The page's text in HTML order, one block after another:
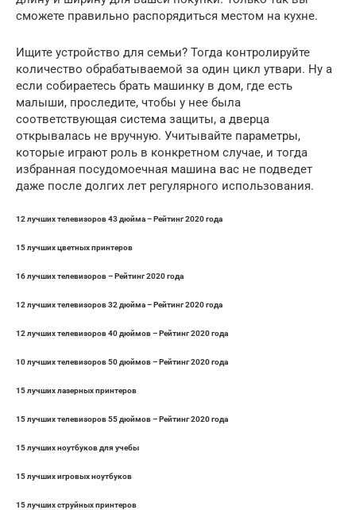
сможете правильно распорядиться местом на кухне.
Ищите устройство для семьи? Тогда контролируйте
количество обрабатываемой за один цикл утвари. Ну а
если собираетесь брать машинку в дом, где есть
малыши, проследите, чтобы у нее была
соответствующая система защиты, а дверца
открывалась не вручную. Учитывайте параметры,
которые играют роль в конкретном случае, и тогда
избранная посудомоечная машина вас не подведет
даже после долгих лет регулярного использования.
12 лучших телевизоров 43 дюйма – Рейтинг 2020 года
15 лучших цветных принтеров
16 лучших телевизоров – Рейтинг 2020 года
12 лучших телевизоров 32 дюйма – Рейтинг 2020 года
12 лучших телевизоров 40 дюймов – Рейтинг 2020 года
10 лучших телевизоров 50 дюймов – Рейтинг 2020 года
15 лучших лазерных принтеров
15 лучших телевизоров 55 дюймов – Рейтинг 2020 года
15 лучших ноутбуков для учебы
15 лучших игровых ноутбуков
15 лучших струйных принтеров